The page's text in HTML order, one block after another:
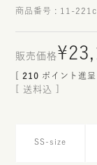
商品番号 11-
¥
210 ポイント進呈
送料込
SS-size